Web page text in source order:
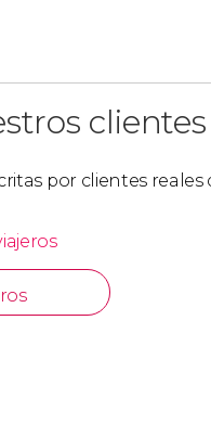
clientes
por clientes